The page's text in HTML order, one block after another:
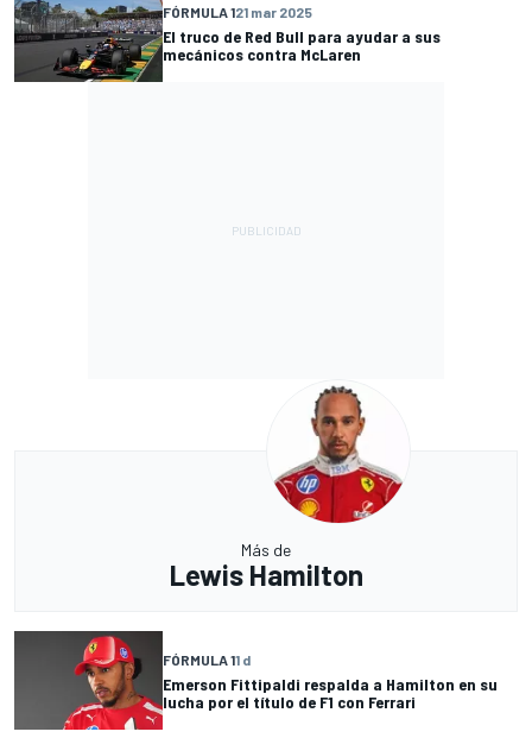
FÓRMULA 121 mar 2025
El truco de Red Bull para ayudar a sus
mecánicos contra McLaren
Más de
Lewis Hamilton
FÓRMULA 11 d
Emerson Fittipaldi respalda a Hamilton en su
lucha por el título de F1 con Ferrari